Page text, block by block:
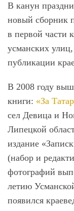
В канун
новый сборник
в первой части
усманских
публикации
В 2008 году
книги: «За
сел Девица и
Липецкой
издание
(набор и
фотографий
летию
появился